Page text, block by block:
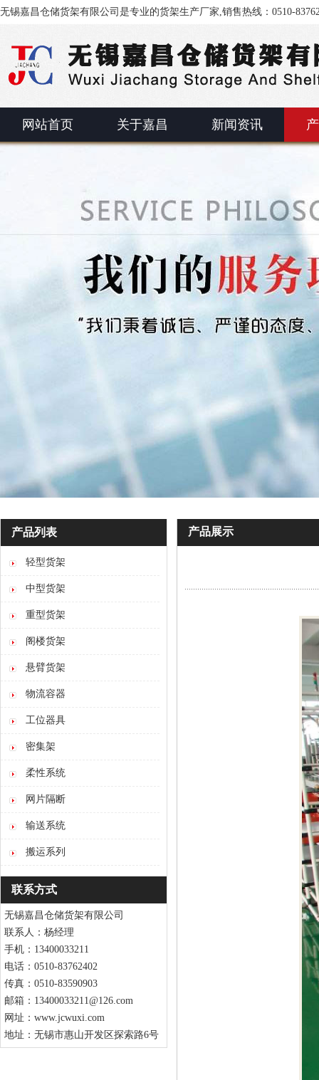
无锡嘉昌仓储货架有限公司是专业的货架生产厂家,销售热线：0510-
网站首页 关于嘉昌 新闻资讯
产品列表
轻型货架
中型货架
重型货架
阁楼货架
悬臂货架
物流容器
工位器具
密集架
柔性系统
网片隔断
输送系统
搬运系列
联系方式
无锡嘉昌仓储货架有限公司
联系人：杨经理
手机：13400033211
电话：0510-83762402
传真：0510-83590903
邮箱：13400033211@126.com
网址：www.jcwuxi.com
地址：无锡市惠山开发区探索路6号
产品展示